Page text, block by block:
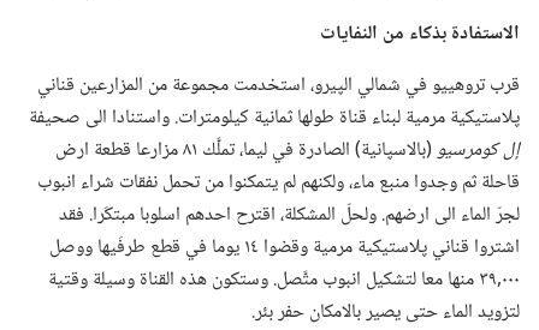
الاستفادة بذكاء من النفايات
قرب تروهييو في شمالي الپيرو،‏ استخدمت مجموعة من المزارعين قناني
پلاستيكية مرمية لبناء قناة طولها ثمانية كيلومترات.‏ واستنادا الى صحيفة
إل كومرسيو
‏(‏بالاسپانية)‏ الصادرة في ليما،‏ تملَّك ٨١ مزارعا قطعة ارض
قاحلة ثم وجدوا منبع ماء،‏ ولكنهم لم يتمكنوا من تحمل نفقات شراء انبوب
لجرّ الماء الى ارضهم.‏ ولحلّ المشكلة،‏ اقترح احدهم اسلوبا مبتكَرا.‏ فقد
اشتروا قناني پلاستيكية مرمية وقضوا ١٤ يوما في قطع طرفَيها ووصل
٠٠٠‏,٣٩ منها معا لتشكيل انبوب متَّصل.‏ وستكون هذه القناة وسيلة وقتية
لتزويد الماء حتى يصير بالامكان حفر بئر.‏